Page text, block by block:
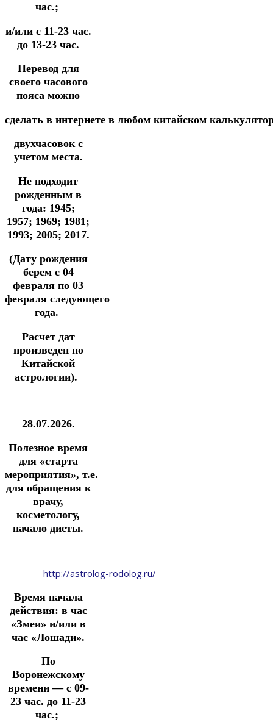
час.;
и/или с 11-23 час.
до 13-23 час.
Перевод для
своего часового
пояса можно
сделать в интернете в любом китайском
двухчасовок с
учетом места.
Не подходит
рожденным в
года: 1945;
1957; 1969; 1981;
1993; 2005; 2017.
(Дату рождения
берем с 04
февраля по 03
февраля следующего
года.
Расчет дат
произведен по
Китайской
астрологии).
28.07.2026.
Полезное время
для «старта
мероприятия», т.е.
для обращения к
врачу,
косметологу,
начало диеты.
http://astrolog-rodolog.ru/
Время начала
действия: в час
«Змеи» и/или в
час «Лошади».
По
Воронежскому
времени — с 09-
23 час. до 11-23
час.;